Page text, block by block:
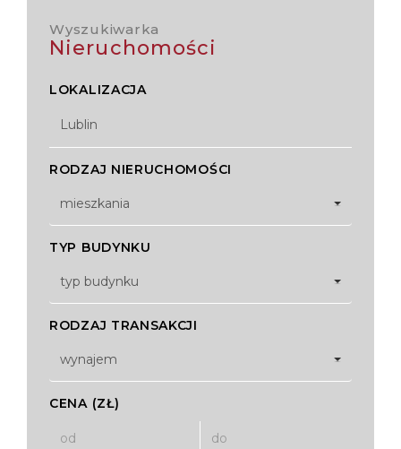
Wyszukiwarka
nieruchomości
LOKALIZACJA
RODZAJ NIERUCHOMOŚCI
mieszkania
TYP BUDYNKU
typ budynku
RODZAJ TRANSAKCJI
wynajem
CENA (ZŁ)